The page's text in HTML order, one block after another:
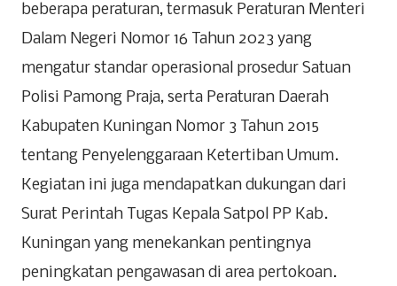
beberapa peraturan, termasuk Peraturan Menteri
Dalam Negeri Nomor 16 Tahun 2023 yang
mengatur standar operasional prosedur Satuan
Polisi Pamong Praja, serta Peraturan Daerah
Kabupaten Kuningan Nomor 3 Tahun 2015
tentang Penyelenggaraan Ketertiban Umum.
Kegiatan ini juga mendapatkan dukungan dari
Surat Perintah Tugas Kepala Satpol PP Kab.
Kuningan yang menekankan pentingnya
peningkatan pengawasan di area pertokoan.